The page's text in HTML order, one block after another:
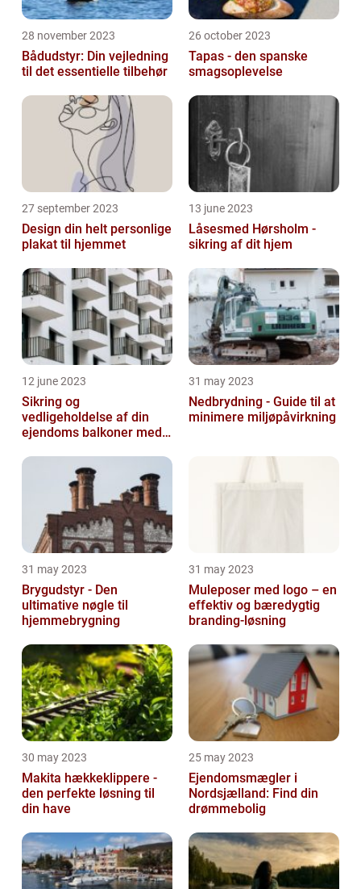
28 november 2023
Bådudstyr: Din vejledning
til det essentielle tilbehør
26 october 2023
Tapas - den spanske
smagsoplevelse
27 september 2023
Design din helt personlige
plakat til hjemmet
13 june 2023
Låsesmed Hørsholm -
sikring af dit hjem
12 june 2023
Sikring og
vedligeholdelse af din
ejendoms balkoner med
31 may 2023
Nedbrydning - Guide til at
minimere miljøpåvirkning
31 may 2023
Brygudstyr - Den
ultimative nøgle til
hjemmebrygning
31 may 2023
Muleposer med logo – en
effektiv og bæredygtig
branding-løsning
30 may 2023
Makita hækkeklippere -
den perfekte løsning til
din have
25 may 2023
Ejendomsmægler i
Nordsjælland: Find din
drømmebolig